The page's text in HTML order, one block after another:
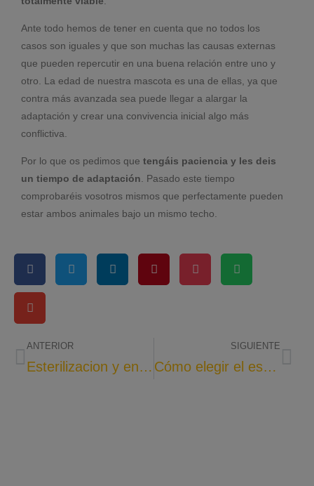
Ante todo hemos de tener en cuenta que no todos los
casos son iguales y que son muchas las causas externas
que pueden repercutir en una buena relación entre uno y
otro. La edad de nuestra mascota es una de ellas, ya que
contra más avanzada sea puede llegar a alargar la
adaptación y crear una convivencia inicial algo más
conflictiva.
Por lo que os pedimos que tengáis paciencia y les deis
un tiempo de adaptación . Pasado este tiempo
comprobaréis vosotros mismos que perfectamente pueden
estar ambos animales bajo un mismo techo.
ANTERIOR
Esterilizacion y enfermedad adrenal en los hurones
SIGUIENTE
Cómo elegir el espacio ideal para tu hurón